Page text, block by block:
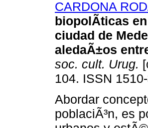
CARDONA
biopolÃ­ticas
ciudad de
aledaÃ±os
soc. cult. Urug.
104. ISSN
Abordar
poblaciÃ³n, es